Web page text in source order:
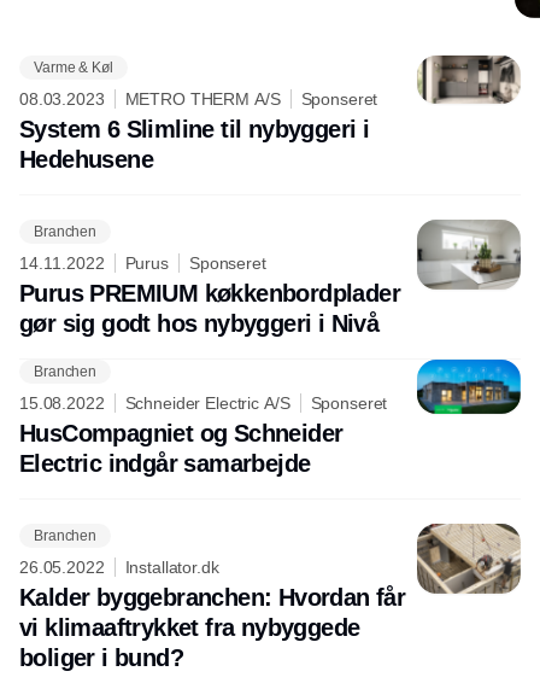
Varme & Køl
08.03.2023 METRO THERM A/S Sponseret
System 6 Slimline til nybyggeri i
Hedehusene
Branchen
14.11.2022 Purus Sponseret
Purus PREMIUM køkkenbordplader
gør sig godt hos nybyggeri i Nivå
Branchen
15.08.2022 Schneider Electric A/S Sponseret
HusCompagniet og Schneider
Electric indgår samarbejde
Branchen
26.05.2022 Installator.dk
Kalder byggebranchen: Hvordan får
vi klimaaftrykket fra nybyggede
boliger i bund?